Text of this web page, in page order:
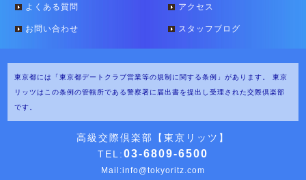
よくある質問 アクセス
お問い合わせ スタッフブログ
東京都には「東京都デートクラブ営業等の規制に関する条例」があります。
東京
リッツはこの条例の管轄所である警察署に届出書を提出し受理された交際倶楽部
です。
高級交際倶楽部【東京リッツ】
TEL:03-6809-6500
Mail:info@tokyoritz.com